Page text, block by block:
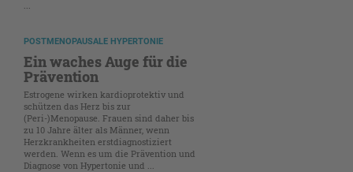
POSTMENOPAUSALE HYPERTONIE
Ein waches Auge für die
Prävention
Estrogene wirken kardioprotektiv und
schützen das Herz bis zur
(Peri-)Menopause. Frauen sind daher bis
zu 10 Jahre älter als Männer, wenn
Herzkrankheiten erstdiagnostiziert
werden. Wenn es um die Prävention und
Diagnose von Hypertonie und ...